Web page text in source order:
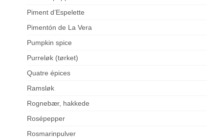
Piment d’Espelette
Pimentón de La Vera
Pumpkin spice
Purreløk (tørket)
Quatre épices
Ramsløk
Rognebær, hakkede
Rosépepper
Rosmarinpulver